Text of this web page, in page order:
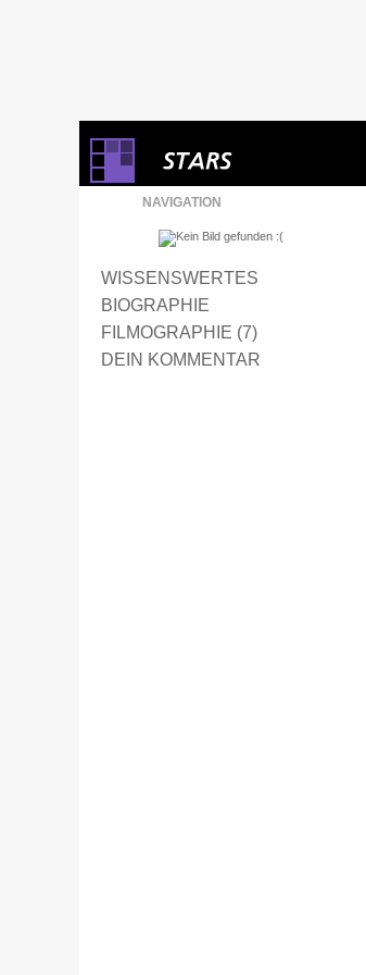
NAVIGATION
WISSENSWERTES
BIOGRAPHIE
FILMOGRAPHIE (7)
DEIN KOMMENTAR